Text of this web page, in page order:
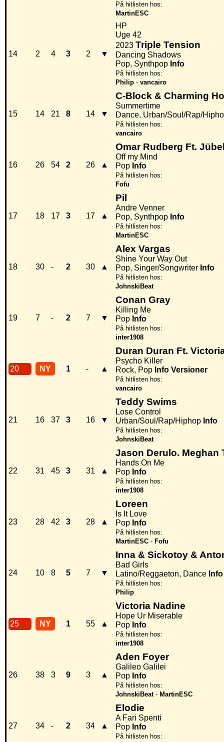
På hitlisten hos:
MartinESC
14 2 4 3 2 ▼
HP
Uge 42
2023 Triple Tension
Dancing Shadows
Pop, Synthpop Info
På hitlisten hos:
Philip - vancairo
15 14 21 8 14 ▼
C-Block & Charming
Summertime
Dance, Urban/Soul/Rap/
På hitlisten hos:
vancairo
16 26 54 2 26 ▲
Omar Rudberg Ft.
Off my Mind
Pop Info
På hitlisten hos:
Fofu
17 18 17 3 17 ▲
Pil
Andre Venner
Pop, Synthpop Info
På hitlisten hos:
MartinESC
18 30 - 2 30 ▲
Alex Vargas
Shine Your Way Out
Pop, Singer/Songwriter Info
På hitlisten hos:
JohnskiBeat
19 7 - 2 7 ▼
Conan Gray
Killing Me
Pop Info
På hitlisten hos:
inter1908
20 NY 1 - ▲
Duran Duran Ft.
Psycho Killer
Rock, Pop Info Versioner
På hitlisten hos:
vancairo
21 16 37 3 16 ▼
Teddy Swims
Lose Control
Urban/Soul/Rap/Hiphop Info
På hitlisten hos:
JohnskiBeat
22 31 45 3 31 ▲
Jason Derulo. Meghan
Hands On Me
Pop Info
På hitlisten hos:
inter1908
23 28 42 3 28 ▲
Loreen
Is It Love
Pop Info
På hitlisten hos:
MartinESC - Fofu
24 10 8 5 7 ▼
Inna & Sickotoy &
Bad Girls
Latino/Reggaeton, Dance Info
På hitlisten hos:
Philip
25 NY 1 55 ▲
Victoria Nadine
Hope Ur Miserable
Pop Info
På hitlisten hos:
inter1908
26 38 3 9 3 ▲
Aden Foyer
Galileo Galilei
Pop Info
På hitlisten hos:
JohnskiBeat- MartinESC
27 34 - 2 34 ▲
Elodie
A Fari Spenti
Pop Info
På hitlisten hos: